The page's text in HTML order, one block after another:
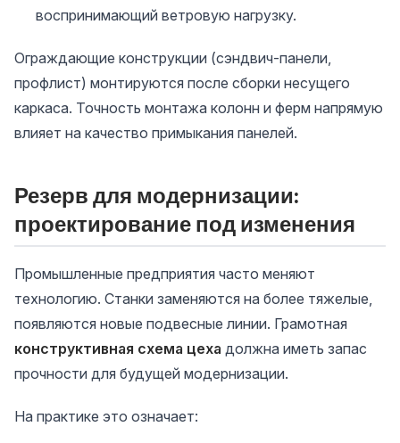
воспринимающий ветровую нагрузку.
Ограждающие конструкции (сэндвич-панели,
профлист) монтируются после сборки несущего
каркаса. Точность монтажа колонн и ферм напрямую
влияет на качество примыкания панелей.
Резерв для модернизации:
проектирование под изменения
Промышленные предприятия часто меняют
технологию. Станки заменяются на более тяжелые,
появляются новые подвесные линии. Грамотная
конструктивная схема цеха должна иметь запас
прочности для будущей модернизации.
На практике это означает: